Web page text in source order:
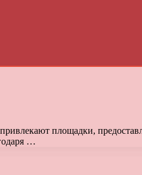
площадки,
…